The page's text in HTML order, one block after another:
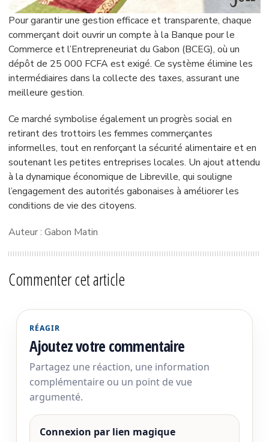
Pour garantir une gestion efficace et transparente, chaque
commerçant doit ouvrir un compte à la Banque pour le
Commerce et l’Entrepreneuriat du Gabon (BCEG), où un
dépôt de 25 000 FCFA est exigé. Ce système élimine les
intermédiaires dans la collecte des taxes, assurant une
meilleure gestion.
Ce marché symbolise également un progrès social en
retirant des trottoirs les femmes commerçantes
informelles, tout en renforçant la sécurité alimentaire et en
soutenant les petites entreprises locales. Un ajout attendu
à la dynamique économique de Libreville, qui souligne
l’engagement des autorités gabonaises à améliorer les
conditions de vie des citoyens.
Auteur : Gabon Matin
Commenter cet article
RÉAGIR
Ajoutez votre commentaire
Partagez une réaction, une information
complémentaire ou un point de vue
argumenté.
Connexion par lien magique